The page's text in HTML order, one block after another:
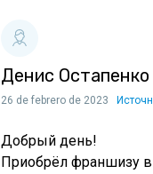
Денис Остапенко
26 de febrero de 2023
Добрый день!
Приобрёл франшизу